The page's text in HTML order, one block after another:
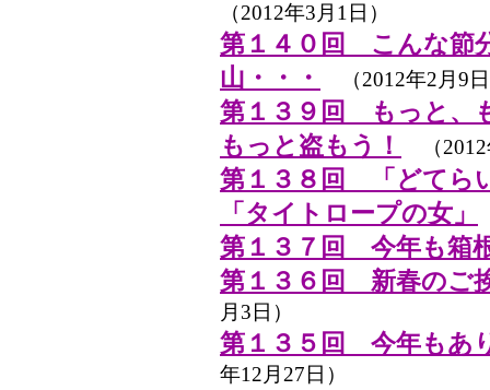
（2012年3月1日）
第１４０回 こんな節
山・・・
（2012年2月9
第１３９回 もっと、
もっと盗もう！
（2012
第１３８回 「どてら
「タイトロープの女」
第１３７回 今年も箱
第１３６回 新春のご
月3日）
第１３５回 今年もあ
年12月27日）